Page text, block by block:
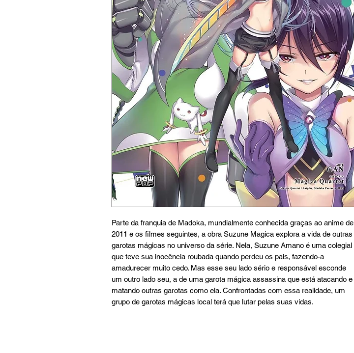
Parte da franquia de Madoka, mundialmente conhecida graças ao anime de
2011 e os filmes seguintes, a obra Suzune Magica explora a vida de outras
garotas mágicas no universo da série. Nela, Suzune Amano é uma colegial
que teve sua inocência roubada quando perdeu os pais, fazendo-a
amadurecer muito cedo. Mas esse seu lado sério e responsável esconde
um outro lado seu, a de uma garota mágica assassina que está atacando e
matando outras garotas como ela. Confrontadas com essa realidade, um
grupo de garotas mágicas local terá que lutar pelas suas vidas.